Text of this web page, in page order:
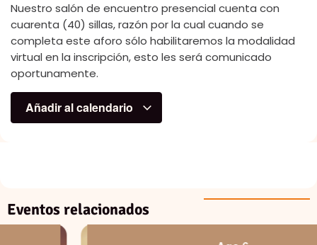
Nuestro salón de encuentro presencial cuenta con
cuarenta (40) sillas, razón por la cual cuando se
completa este aforo sólo habilitaremos la modalidad
virtual en la inscripción, esto les será comunicado
oportunamente.
Añadir al calendario
Eventos relacionados